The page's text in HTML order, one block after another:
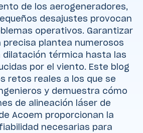
de los aerogeneradores,
desajustes provocan
operativos. Garantizar
precisa plantea numerosos
dilatación térmica hasta las
por el viento. Este blog
retos reales a los que se
y demuestra cómo
de alineación láser de
Acoem proporcionan la
necesarias para